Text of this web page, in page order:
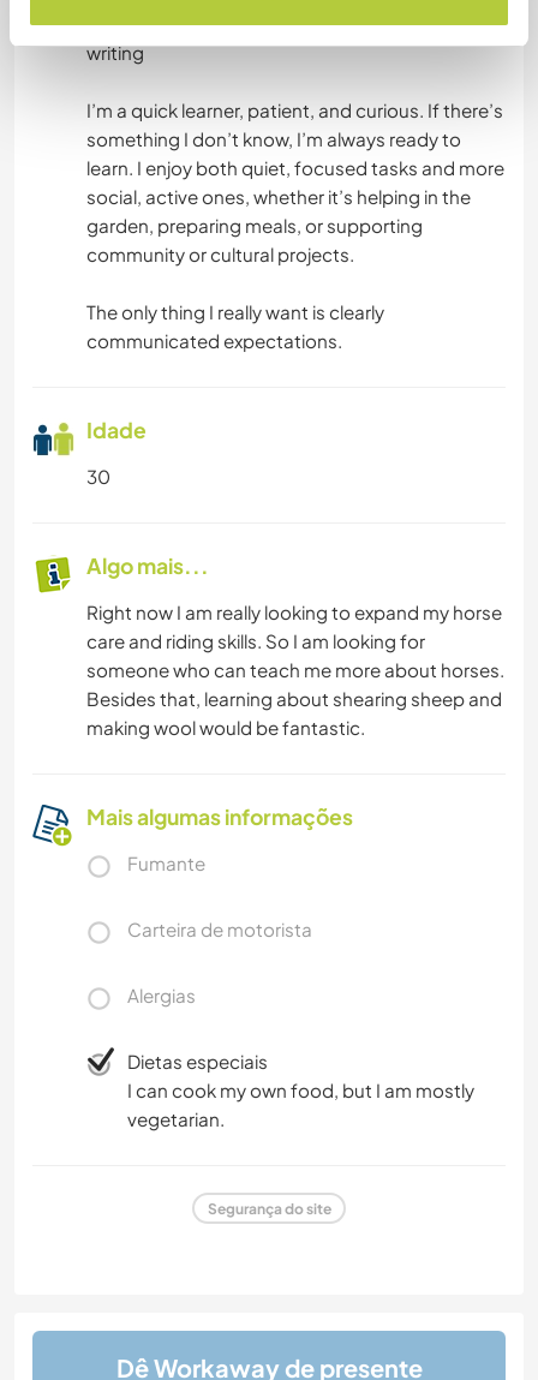
photography to helping with social media or
writing
I’m a quick learner, patient, and curious. If there’s
something I don’t know, I’m always ready to
learn. I enjoy both quiet, focused tasks and more
social, active ones, whether it’s helping in the
garden, preparing meals, or supporting
community or cultural projects.
The only thing I really want is clearly
communicated expectations.
Idade
30
Algo mais...
Right now I am really looking to expand my horse
care and riding skills. So I am looking for
someone who can teach me more about horses.
Besides that, learning about shearing sheep and
making wool would be fantastic.
Mais algumas informações
Fumante
Carteira de motorista
Alergias
Dietas especiais
I can cook my own food, but I am mostly
vegetarian.
Segurança do site
Dê Workaway de presente